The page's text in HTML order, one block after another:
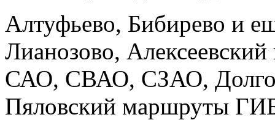
Алтуфьево, Бибирево и
Лианозово, Алексеевский
САО, СВАО, СЗАО,
Пяловский маршруты